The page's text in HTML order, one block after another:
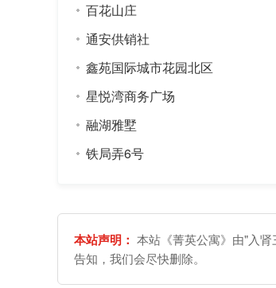
百花山庄
通安供销社
鑫苑国际城市花园北区
星悦湾商务广场
融湖雅墅
铁局弄6号
本站声明： 本站《菁英公寓》由"入
告知，我们会尽快删除。